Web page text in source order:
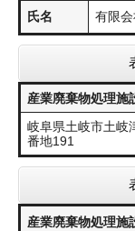
氏名 有限
産業廃棄物処理施
岐阜県土岐市土岐
番地191
産業廃棄物処理施